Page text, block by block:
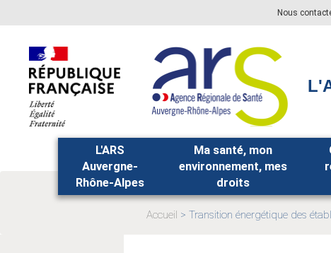
principal,
Nous
L'ARS
Auvergne-
Rhône-Alpes
Ma santé, mon
environnement, mes
droits
Accueil
Transition énergétique des